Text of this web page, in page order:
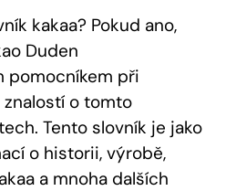
⁢kakaa? Pokud ano,
Duden
pomocníkem při
o ⁤tomto‍
Tento ‍slovník je jako
o ​historii, výrobě,
a ‍mnoha‍ dalších